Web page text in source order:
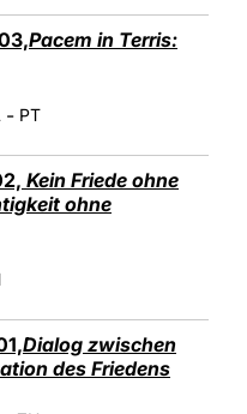
Pacem in Terris:
- PT
Kein Friede ohne
ohne
Dialog zwischen
des Friedens